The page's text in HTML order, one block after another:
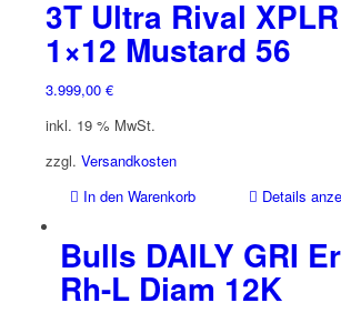
3T Ultra Rival
1×12 Mustard 56
3.999,00 €
inkl. 19 % MwSt.
zzgl. Versandkosten
In den Warenkorb
Details
Bulls DAILY GRI
Rh-L Diam 12K